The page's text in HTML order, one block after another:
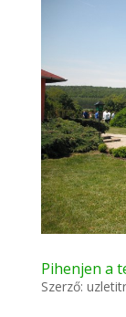
Pihenjen a
Szerző: